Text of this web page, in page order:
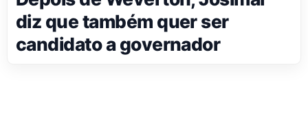
diz que também quer ser
candidato a governador